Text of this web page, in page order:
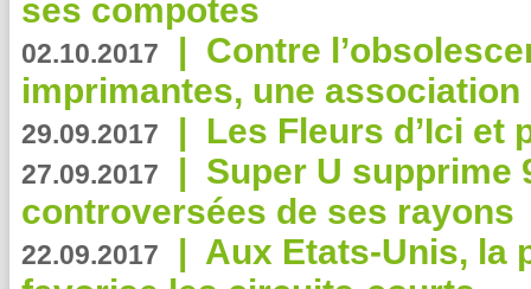
ses compotes
02.10.2017 | Contre
imprimantes, une
29.09.2017 | Les Fleurs d’Ici et
27.09.2017 | Super U supprime
controversées de ses rayons
22.09.2017 | Aux Etats-Unis, la